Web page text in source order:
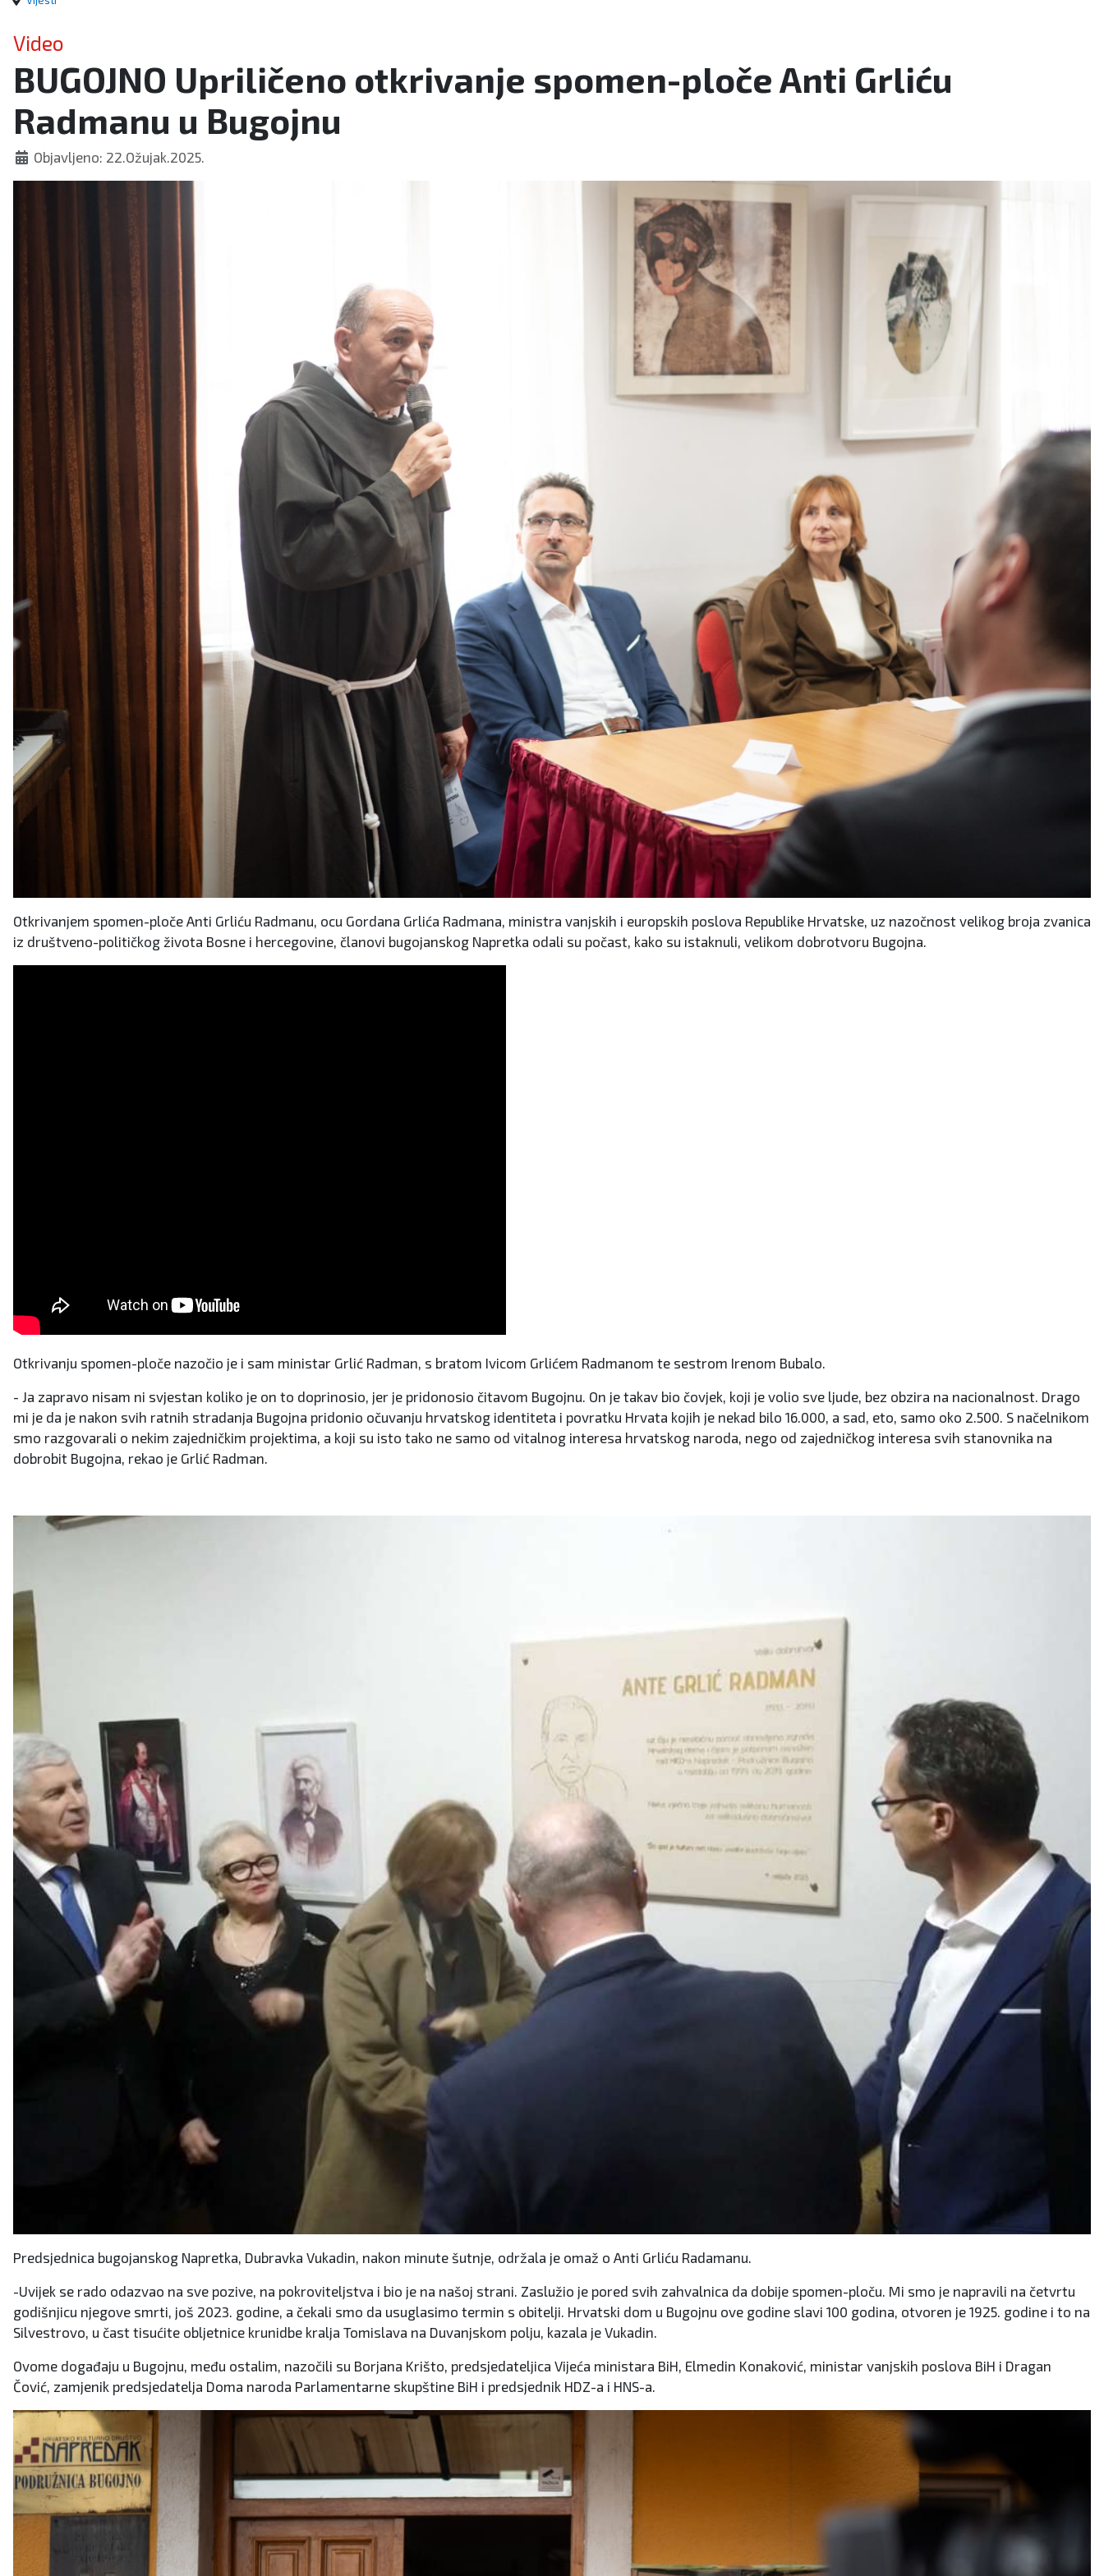
Video
BUGOJNO Upriličeno otkrivanje spomen-ploče Anti Grliću
Radmanu u Bugojnu
Objavljeno: 22.Ožujak.2025.
Otkrivanjem spomen-ploče Anti Grliću Radmanu, ocu Gordana Grlića Radmana, ministra vanjskih i europskih poslova Republike Hrvatske, uz nazočnost velikog broja zvanica
iz društveno-političkog života Bosne i hercegovine, članovi bugojanskog Napretka odali su počast, kako su istaknuli, velikom dobrotvoru Bugojna.
Otkrivanju spomen-ploče nazočio je i sam ministar Grlić Radman, s bratom Ivicom Grlićem Radmanom te sestrom Irenom Bubalo.
- Ja zapravo nisam ni svjestan koliko je on to doprinosio, jer je pridonosio čitavom Bugojnu. On je takav bio čovjek, koji je volio sve ljude, bez obzira na nacionalnost. Drago
mi je da je nakon svih ratnih stradanja Bugojna pridonio očuvanju hrvatskog identiteta i povratku Hrvata kojih je nekad bilo 16.000, a sad, eto, samo oko 2.500. S načelnikom
smo razgovarali o nekim zajedničkim projektima, a koji su isto tako ne samo od vitalnog interesa hrvatskog naroda, nego od zajedničkog interesa svih stanovnika na
dobrobit Bugojna, rekao je Grlić Radman.
Predsjednica bugojanskog Napretka, Dubravka Vukadin, nakon minute šutnje, održala je omaž o Anti Grliću Radamanu.
-Uvijek se rado odazvao na sve pozive, na pokroviteljstva i bio je na našoj strani. Zaslužio je pored svih zahvalnica da dobije spomen-ploču. Mi smo je napravili na četvrtu
godišnjicu njegove smrti, još 2023. godine, a čekali smo da usuglasimo termin s obitelji. Hrvatski dom u Bugojnu ove godine slavi 100 godina, otvoren je 1925. godine i to na
Silvestrovo, u čast tisućite obljetnice krunidbe kralja Tomislava na Duvanjskom polju, kazala je Vukadin.
Ovome događaju u Bugojnu, među ostalim, nazočili su Borjana Krišto, predsjedateljica Vijeća ministara BiH, Elmedin Konaković, ministar vanjskih poslova BiH i Dragan
Čović, zamjenik predsjedatelja Doma naroda Parlamentarne skupštine BiH i predsjednik HDZ-a i HNS-a.